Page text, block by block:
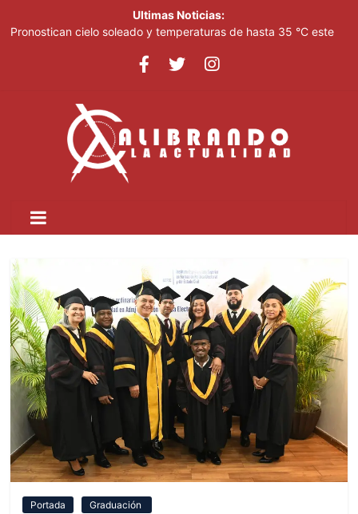
Ultimas Noticias:
Pronostican cielo soleado y temperaturas de hasta 35 °C este
JCE pretende imponer su ley mordaza y formula cargos contra
cañadas Juan Valdez y Los Girasoles
Juan Luis Guerra destaca en la clausura de los Juegos
Centroamericanos
Thalia Terrero se reencuentra con el oro, ocho años después
Portada Graduación